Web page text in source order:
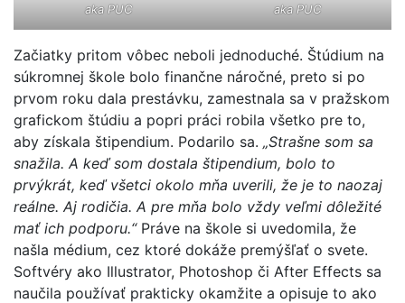
akaPUC
akaPUC
Začiatky pritom vôbec neboli jednoduché. Štúdium na
súkromnej škole bolo finančne náročné, preto si po
prvom roku dala prestávku, zamestnala sa v pražskom
grafickom štúdiu a popri práci robila všetko pre to,
aby získala štipendium. Podarilo sa. „Strašne som sa
snažila. A keď som dostala štipendium, bolo to
prvýkrát, keď všetci okolo mňa uverili, že je to naozaj
reálne. Aj rodičia. A pre mňa bolo vždy veľmi dôležité
mať ich podporu.“Práve na škole si uvedomila, že
našla médium, cez ktoré dokáže premýšľať o svete.
Softvéry ako Illustrator, Photoshop či After Effects sa
naučila používať prakticky okamžite a opisuje to ako